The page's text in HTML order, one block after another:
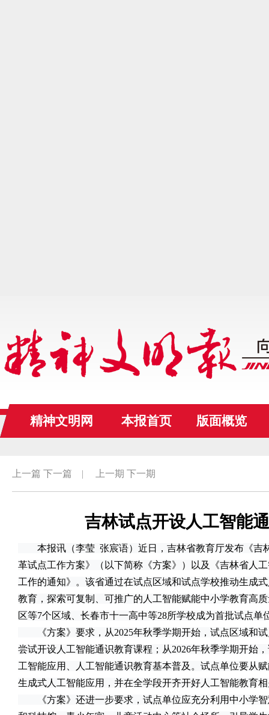
精神文明网 本报首页 版面概览
上一篇 下一篇 | 上一期 下一期
吉林试点开设人工智能
本报讯（李莹 张宸语）近日，吉林省教育厅发布《吉
革试点工作方案》（以下简称《方案》）以及《吉林省人
工作的通知》。该省通过在试点区域和试点学校推动生成
教育，探索可复制、可推广的人工智能赋能中小学教育高
区等7个区域、长春市十一高中等28所学校成为首批试点单
《方案》要求，从2025年秋季学期开始，试点区域和试
尝试开设人工智能通识教育课程；从2026年秋季学期开始
工智能应用、人工智能通识教育基本普及。试点单位要从
生成式人工智能应用，并在全学段开齐开好人工智能教育
《方案》还进一步要求，试点单位应充分利用中小学智